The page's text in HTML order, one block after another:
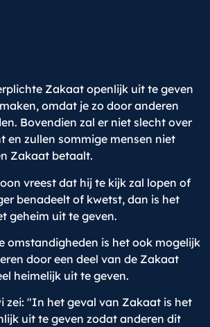
Zakaat openlijk uit te geven
omdat je zo door anderen
Bovendien zal er niet slecht over
en zullen sommige mensen niet
Zakaat betaalt.
vreest dat hij te kijk zal lopen of
benadeelt of kwetst, dan is het
geheim uit te geven.
omstandigheden is het ook mogelijk
door een deel van de Zakaat
heimelijk uit te geven.
zei: "In het geval van Zakaat is het
uit te geven zodat anderen dit